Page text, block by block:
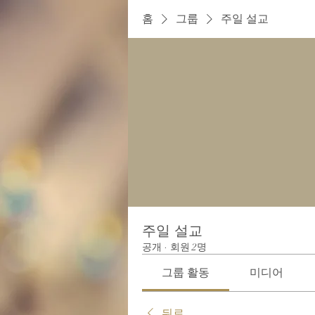
홈 그룹 주일 설교
주일 설교
공개 · 회원 2명
그룹 활동 미디어